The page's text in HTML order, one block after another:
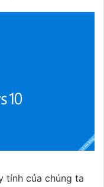
tính của chúng ta